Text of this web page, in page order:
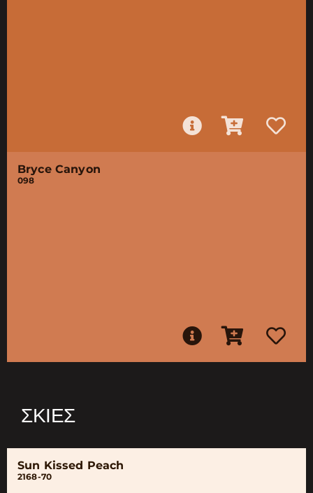
Bryce Canyon
098
ΣΚΙΈΣ
Sun Kissed Peach
2168-70